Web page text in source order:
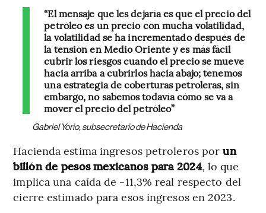
“El mensaje que les dejaría es que el precio del
petróleo es un precio con mucha volatilidad,
la volatilidad se ha incrementado después de
la tensión en Medio Oriente y es más fácil
cubrir los riesgos cuando el precio se mueve
hacia arriba a cubrirlos hacia abajo; tenemos
una estrategia de coberturas petroleras, sin
embargo, no sabemos todavía cómo se va a
mover el precio del petróleo”
Gabriel Yorio, subsecretario de Hacienda
Hacienda estima ingresos petroleros porun
billón de pesos mexicanos para 2024, lo que
implica una caída de -11,3% real respecto del
cierre estimado para esos ingresos en 2023.